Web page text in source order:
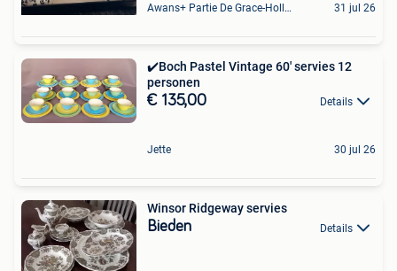
Awans+ Partie De Grace-Hollogne 31 jul 26
✔️Boch Pastel Vintage 60' servies 12
personen
€ 135,00 Details
Jette 30 jul 26
Winsor Ridgeway servies
Bieden Details